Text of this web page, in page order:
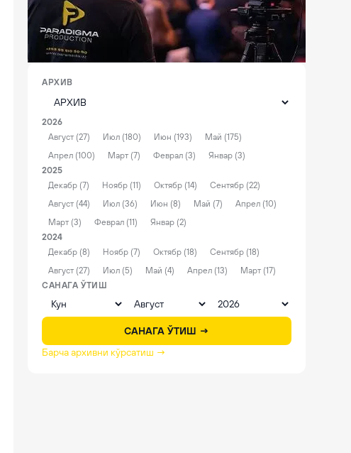
АРХИВ
2026
Август (27)
Июл (180) Июн (193)
Май (175)
Апрел (100)
Март (7) Феврал (3)
Январ (3)
2025
Декабр (7)
Ноябр (11) Октябр (14)
Сентябр (22)
Август (44)
Июл (36) Июн (8) Май (7)
Апрел (10)
Март (3)
Феврал (11)
Январ (2)
2024
Декабр (8)
Ноябр (7) Октябр (18)
Сентябр (18)
Август (27)
Июл (5) Май (4) Апрел (13)
Март (17)
САНАГА ЎТИШ
САНАГА ЎТИШ →
Барча архивни кўрсатиш →